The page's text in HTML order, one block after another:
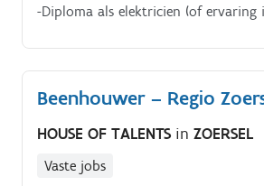
-Diploma als elektricien (of ervaring
renovatie en nieuwbouw is een
precies kunnen werken-Flexibel en
om nieuwe dingen te leren-
Beenhouwer – Regio
HOUSE OF TALENTS in ZOERSEL
Vaste jobs